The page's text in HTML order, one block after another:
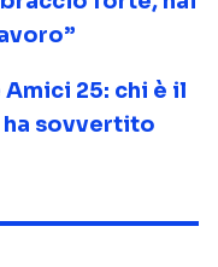
25: chi è il
ha sovvertito